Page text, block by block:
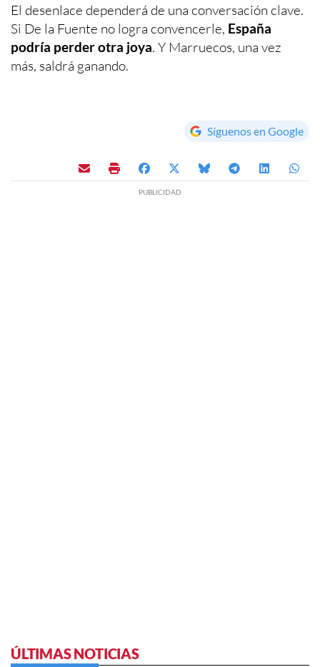
El desenlace dependerá de una conversación clave.
Si De la Fuente no logra convencerle, España
podría perder otra joya. Y Marruecos, una vez
más, saldrá ganando.
Síguenos en Google
ÚLTIMAS NOTICIAS